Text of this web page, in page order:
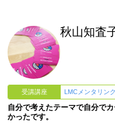
秋山知査
受講講座 LMCメンタリン
自分で考えたテーマで自分で
かったです。